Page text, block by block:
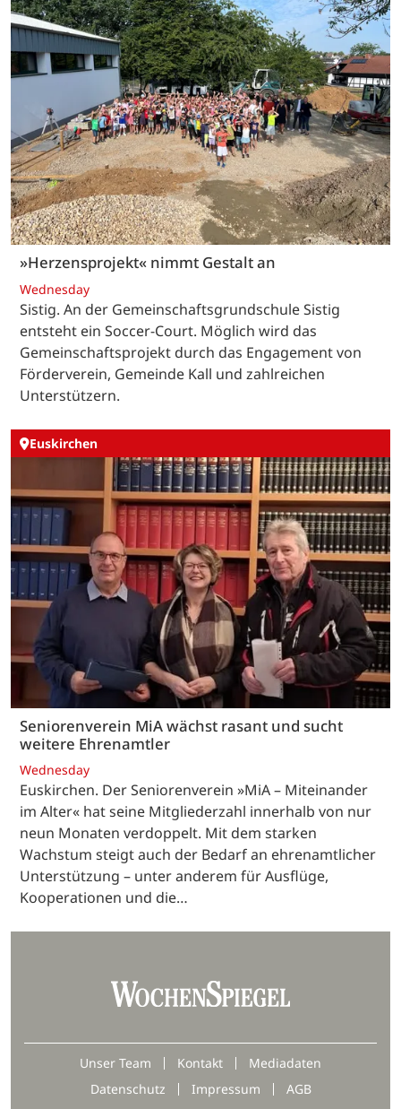
»Herzensprojekt« nimmt Gestalt an
Wednesday
Sistig. An der Gemeinschaftsgrundschule Sistig
entsteht ein Soccer-Court. Möglich wird das
Gemeinschaftsprojekt durch das Engagement von
Förderverein, Gemeinde Kall und zahlreichen
Unterstützern.
Euskirchen
Seniorenverein MiA wächst rasant und sucht
weitere Ehrenamtler
Wednesday
Euskirchen. Der Seniorenverein »MiA – Miteinander
im Alter« hat seine Mitgliederzahl innerhalb von nur
neun Monaten verdoppelt. Mit dem starken
Wachstum steigt auch der Bedarf an ehrenamtlicher
Unterstützung – unter anderem für Ausflüge,
Kooperationen und die…
Unser Team Kontakt
Mediadaten
Datenschutz
Impressum
AGB